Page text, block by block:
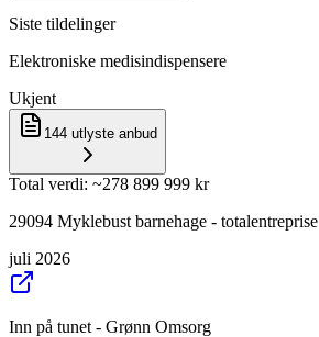
Siste tildelinger
Elektroniske medisindispensere
Ukjent
144 utlyste anbud
Total verdi: ~278 899 999 kr
29094 Myklebust barnehage - totalentreprise
juli 2026
Inn på tunet - Grønn Omsorg